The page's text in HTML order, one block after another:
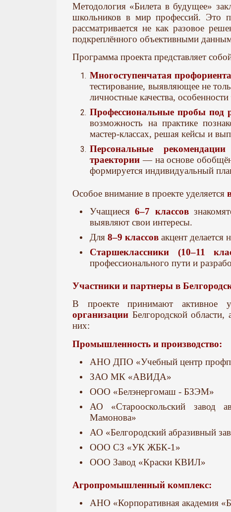
Методология «Билета в будущее»
школьников в мир профессий. Это
рассматривается не как разовое
подкреплённого объективными
Программа проекта представляет
Многоступенчатая
тестирование, выявляющее не
личностные качества,
Профессиональные пробы под
возможность на практике
мастер-классах, решая кейсы и
Персональные
траектории — на основе
формируется индивидуальный
Особое внимание в проекте уделяется
Учащиеся6–7 классов
выявляют свои интересы.
Для8–9 классов акцент делается
Старшеклассники (10–11
профессионального пути и
Участники и партнеры в
В проекте принимают активное
организации Белгородской
них:
Промышленность и производство:
АНО ДПО «Учебный центр
ЗАО МК «АВИДА»
ООО «Белэнергомаш - БЗЭМ»
АО «Старооскольский завод
Мамонова»
АО «Белгородский абразивный
ООО СЗ «УК ЖБК-1»
ООО Завод «Краски КВИЛ»
Агропромышленный комплекс:
АНО «Корпоративная академия